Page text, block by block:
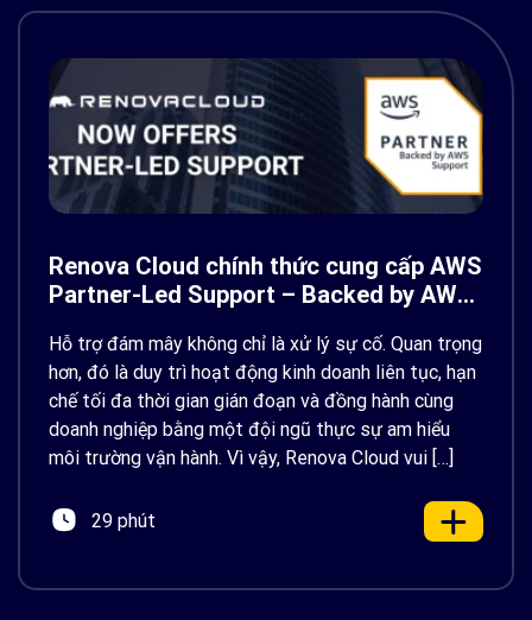
Renova Cloud chính thức cung cấp AWS
Partner-Led Support – Backed by AWS
Hỗ trợ đám mây không chỉ là xử lý sự cố. Quan trọng
hơn, đó là duy trì hoạt động kinh doanh liên tục, hạn
chế tối đa thời gian gián đoạn và đồng hành cùng
doanh nghiệp bằng một đội ngũ thực sự am hiểu
môi trường vận hành. Vì vậy, Renova Cloud vui […]
29 phút